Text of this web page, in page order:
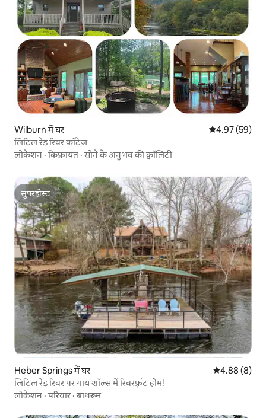
Wilburn में घर औसत रेटिंग 5 में
4.97 (59)
लिटिल रेड रिवर कॉटेज
लोकेशन ·किफ़ायत ·सोने के अनुभव की क्वॉलिटी
सुपरहोस्ट
सुपरहोस्ट
Heber Springs में घर औसत रेटिंग 5 में
4.88 (8)
लिटिल रेड रिवर पर गाय शॉल्स में रिवरफ़्रंट होम!
लोकेशन ·परिवार ·बाथरूम